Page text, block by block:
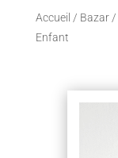
Accueil / Bazar/
Enfant